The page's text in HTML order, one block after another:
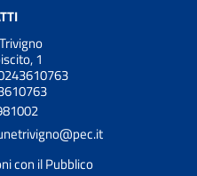
1
con il Pubblico